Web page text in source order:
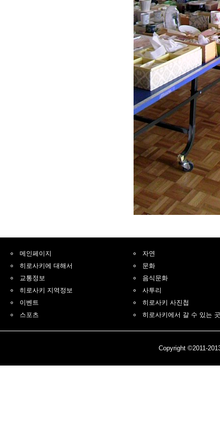
메인페이지
히로사키에 대해서
교통정보
히로사키 지역정보
이벤트
스포츠
자연
문화
음식문화
사투리
히로사키 사진첩
히로사키에서 갈 수 있는 곳
Copyright ©2011-